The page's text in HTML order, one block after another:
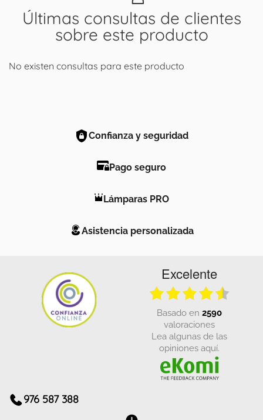
Últimas consultas de clientes
sobre este producto
No existen consultas para este producto
Confianza y seguridad
Pago seguro
Lámparas PRO
Asistencia personalizada
Excelente
basado en 2590
valoraciones
Lea algunas de las
opiniones aquí.
976 587 388